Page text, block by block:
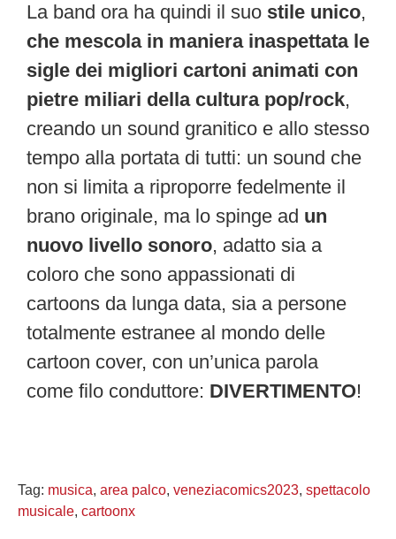
La band ora ha quindi il suo stile unico,
che mescola in maniera inaspettata le
sigle dei migliori cartoni animati con
pietre miliari della cultura pop/rock,
creando un sound granitico e allo stesso
tempo alla portata di tutti: un sound che
non si limita a riproporre fedelmente il
brano originale, ma lo spinge ad un
nuovo livello sonoro, adatto sia a
coloro che sono appassionati di
cartoons da lunga data, sia a persone
totalmente estranee al mondo delle
cartoon cover, con un’unica parola
come filo conduttore: DIVERTIMENTO!
Tag: musica, area palco, veneziacomics2023, spettacolo
musicale, cartoonx